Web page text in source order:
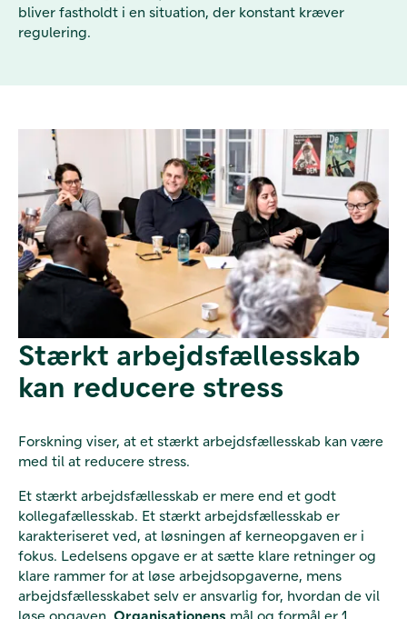
bliver fastholdt i en situation, der konstant kræver
regulering.
Stærkt arbejdsfællesskab
kan reducere stress
Forskning viser, at et stærkt arbejdsfællesskab kan være
med til at reducere stress.
Et stærkt arbejdsfællesskab er mere end et godt
kollegafællesskab. Et stærkt arbejdsfællesskab er
karakteriseret ved, at løsningen af kerneopgaven er i
fokus. Ledelsens opgave er at sætte klare retninger og
klare rammer for at løse arbejdsopgaverne, mens
arbejdsfællesskabet selv er ansvarlig for, hvordan de vil
løse opgaven. Organisationens mål og formål er 1.